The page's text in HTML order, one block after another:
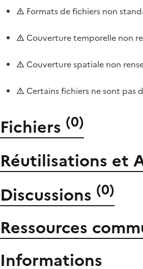
Formats de fichiers non
Couverture temporelle non
Couverture spatiale non
Certains fichiers ne sont pas
Fichiers (0)
Réutilisations et
Discussions (0)
Ressources
Informations